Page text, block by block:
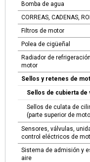
Bomba de agua
CORREAS, CADENAS,
Filtros de motor
Polea de cigüeñal
Radiador de
motor
Sellos y retenes de
Sellos de cubierta de
Sellos de culata de
(parte superior de
Sensores, válvulas,
control eléctricos de
Sistema de admisión y
aire